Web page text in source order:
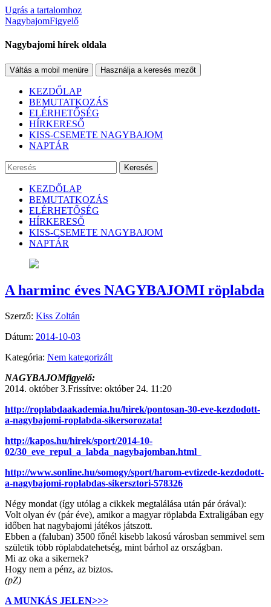
Ugrás a tartalomhoz
NagybajomFigyelő
Nagybajomi hírek oldala
Váltás a mobil menüre Használja a keresés mezőt
KEZDŐLAP
BEMUTATKOZÁS
ELÉRHETŐSÉG
HÍRKERESŐ
KISS-CSEMETE NAGYBAJOM
NAPTÁR
Keresés
KEZDŐLAP
BEMUTATKOZÁS
ELÉRHETŐSÉG
HÍRKERESŐ
KISS-CSEMETE NAGYBAJOM
NAPTÁR
A harminc éves NAGYBAJOMI röplabda
Szerző: Kiss Zoltán
Dátum: 2014-10-03
Kategória: Nem kategorizált
NAGYBAJOMfigyelő:
2014. október 3.Frissítve: október 24. 11:20
http://roplabdaakademia.hu/hirek/pontosan-30-eve-kezdodott-
a-nagybajomi-roplabda-sikersorozata!
http://kapos.hu/hirek/sport/2014-10-
02/30_eve_repul_a_labda_nagybajomban.html
http://www.sonline.hu/somogy/sport/harom-evtizede-kezdodott-
a-nagybajomi-roplabdas-sikersztori-578326
Négy mondat (így utólag a cikkek megtalálása után pár órával):
Volt olyan év (pár éve), amikor a magyar röplabda Extraligában egy
időben hat nagybajomi játékos játszott.
Ebben a (faluban) 3500 főnél kisebb lakosú városban semmivel sem
születik több röplabdatehetség, mint bárhol az országban.
Mi az oka a sikernek?
Hogy nem a pénz, az biztos.
(pZ)
A MUNKÁS JELEN>>>